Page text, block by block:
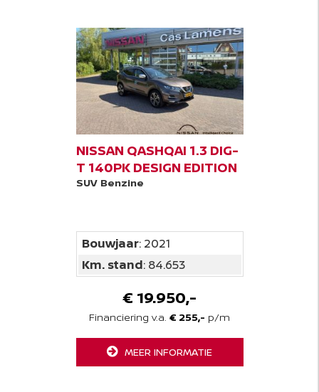
NISSAN QASHQAI 1.3 DIG-
T 140PK DESIGN EDITION
SUV Benzine
Bouwjaar: 2021
Km. stand: 84.653
€ 19.950,-
Financiering v.a. € 255,- p/m
MEER INFORMATIE